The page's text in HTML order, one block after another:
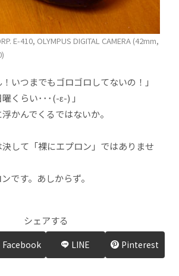
E-410, OLYMPUS DIGITAL CAMERA (42mm,
！いつまでもゴロゴロしてないの！」
くらい･･･(-ε-) 」
かんでくるではないか。
して「裸にエプロン」ではありませ
です。あしからず。
シェアする
Facebook LINE Pinterest